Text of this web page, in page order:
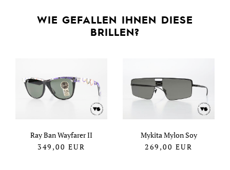
WIE GEFALLEN IHNEN DIESE
BRILLEN?
Ray Ban Wayfarer II
349,00 EUR
Mykita Mylon Soy
269,00 EUR